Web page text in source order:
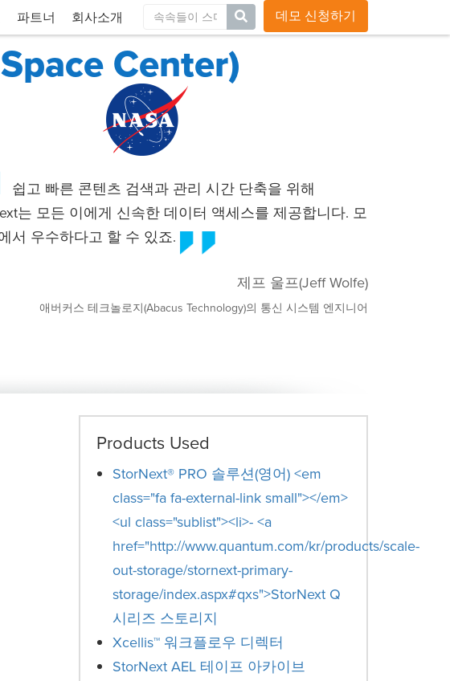
블로그 채용 연락처
파트너 회사소개 데모 신청하기
Center)
쉽고 빠른 콘텐츠 검색과 관리 시간 단축을 위해
는 모든 이에게 신속한 데이터 액세스를 제공합니다. 모
서 우수하다고 할 수 있죠.
제프 울프(Jeff Wolfe)
애버커스 테크놀로지(Abacus Technology)의 통신 시스템 엔지니어
Products Used
StorNext® PRO 솔루션(영어) <em
class="fa fa-external-link small"></em>
<ul class="sublist"><li>- <a
href="http://www.quantum.com/kr/products/scale-
out-storage/stornext-primary-
storage/index.aspx#qxs">StorNext Q
시리즈 스토리지
Xcellis™ 워크플로우 디렉터
StorNext AEL 테이프 아카이브